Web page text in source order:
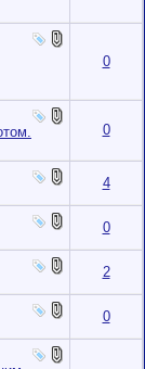
0
0
4
0
2
0